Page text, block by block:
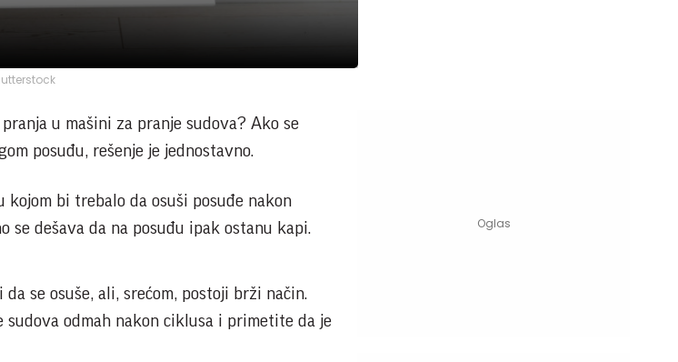
u mašini za pranje sudova? Ako se
posuđu, rešenje je jednostavno.
kojom bi trebalo da osuši posuđe nakon
se dešava da na posuđu ipak ostanu kapi.
se osuše, ali, srećom, postoji brži način.
odmah nakon ciklusa i primetite da je